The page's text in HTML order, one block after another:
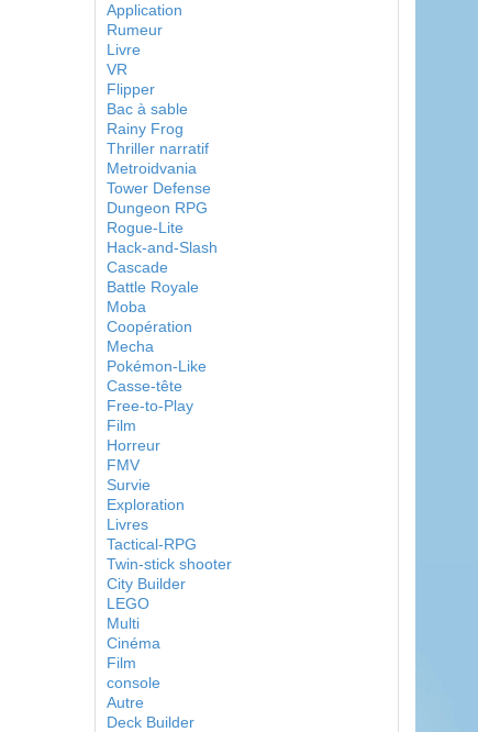
Application
Rumeur
Livre
VR
Flipper
Bac à sable
Rainy Frog
Thriller narratif
Metroidvania
Tower Defense
Dungeon RPG
Rogue-Lite
Hack-and-Slash
Cascade
Battle Royale
Moba
Coopération
Mecha
Pokémon-Like
Casse-tête
Free-to-Play
Film
Horreur
FMV
Survie
Exploration
Livres
Tactical-RPG
Twin-stick shooter
City Builder
LEGO
Multi
Cinéma
Film
console
Autre
Deck Builder